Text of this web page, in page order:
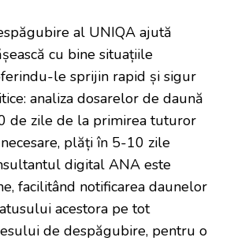
al UNIQA ajută
cu bine situațiile
le sprijin rapid și sigur
analiza dosarelor de daună
de zile de la primirea tuturor
plăți în 5-10 zile
digital ANA este
facilitând notificarea daunelor
acestora pe tot
de despăgubire, pentru o